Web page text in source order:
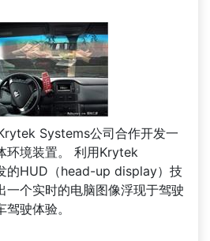
Systems公司合作开发一
环境装置。 利用Krytek
的HUD（head-up display）技
一个实时的电脑图像浮现于驾驶
驶体验。